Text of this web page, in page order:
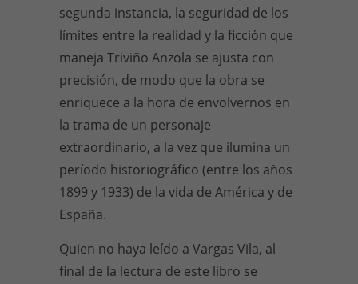
segunda instancia, la seguridad de los
límites entre la realidad y la ficción que
maneja Triviño Anzola se ajusta con
precisión, de modo que la obra se
enriquece a la hora de envolvernos en
la trama de un personaje
extraordinario, a la vez que ilumina un
período historiográfico (entre los años
1899 y 1933) de la vida de América y de
España.
Quien no haya leído a Vargas Vila, al
final de la lectura de este libro se